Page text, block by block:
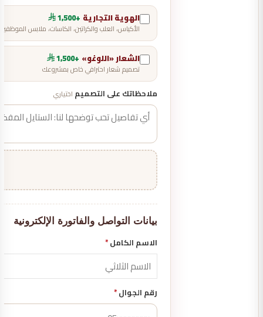
الهوية التجارية +1,500
الأكياس، العلب والكراتين، الكاسات، ملابس
الشعار «اللوغو» +1,500
تصميم شعار احترافي خاص بمشروعك
ملاحظاتك على التصميم اختياري
بيانات التواصل والفاتورة الإلكترونية
الاسم الكامل*
رقم الجوال*